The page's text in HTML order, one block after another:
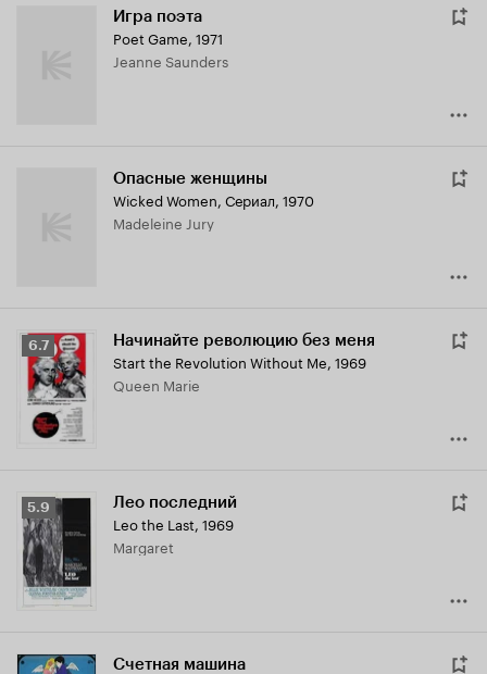
Игра поэта
Poet Game, 1971
Jeanne Saunders
Опасные женщины
Wicked Women, Сериал, 1970
Madeleine Jury
Рейтинг
Кинопоиска
6.7
6.7 Начинайте революцию без меня
Start the Revolution Without Me, 1969
Queen Marie
Рейтинг
Кинопоиска
5.9
5.9 Лео последний
Leo the Last, 1969
Margaret
Счетная машина